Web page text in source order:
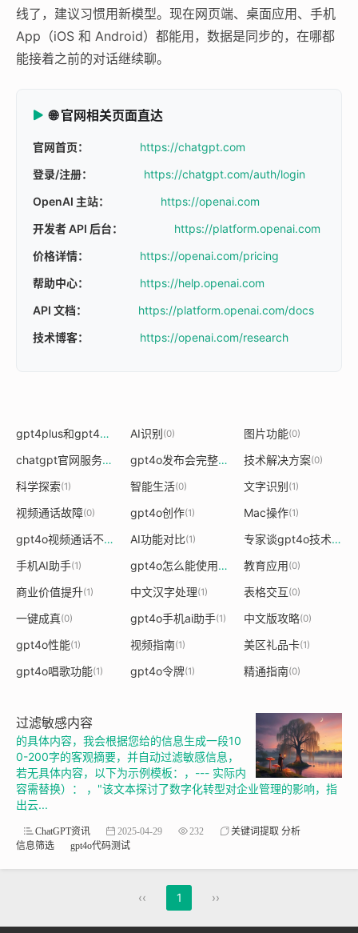
线了，建议习惯用新模型。现在网页端、桌面应用、手机
App（iOS 和 Android）都能用，数据是同步的，在哪都
能接着之前的对话继续聊。
🌐 官网相关页面直达
官网首页：
https://chatgpt.com
登录/注册：
https://chatgpt.com/auth/login
OpenAI 主站：
https://openai.com
开发者 API 后台：
https://platform.openai.com
价格详情：
https://openai.com/pricing
帮助中心：
https://help.openai.com
API 文档：
https://platform.openai.com/docs
技术博客：
https://openai.com/research
gpt4plus和gpt4o的区别 (1)
AI识别(0) 图片功能(0)
chatgpt官网服务器被黑客攻击了 (1) gpt4o发布会完整版原视频 (1)
技术解决方案(0)
科学探索(1) 智能生活(0) 文字识别(1)
视频通话故障(0) gpt4o创作(1) Mac操作(1)
gpt4o视频通话不了 AI功能对比(1) 专家谈gpt4o技术突破
手机AI助手(1) gpt4o怎么能使用
(1) 教育应用(0)
商业价值提升(1) 中文汉字处理(1) 表格交互(0)
一键成真(0) gpt4o手机ai助手(1) 中文版攻略(0)
gpt4o性能(1) 视频指南(1) 美区礼品卡(1)
gpt4o唱歌功能(1) gpt4o令牌(1) 精通指南(0)
过滤敏感内容
的具体内容，我会根据您给的信息生成一段10
0-200字的客观摘要，并自动过滤敏感信息，
若无具体内容，以下为示例模板：，--- 实际内
容需替换）： ，"该文本探讨了数字化转型对企业管理的影响，指
出云...
ChatGPT资讯 2025-04-29 232
关键词提取 分析
信息筛选
gpt4o代码测试
‹‹ 1 ››